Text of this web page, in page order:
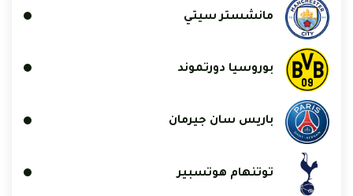
مانشستر سيتي
بوروسيا دورتموند
باريس سان جيرمان
توتنهام هوتسبير